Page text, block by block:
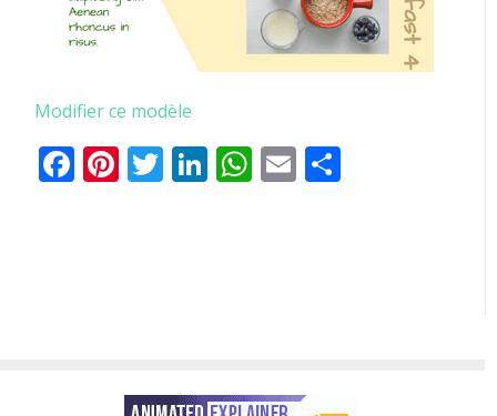
Modifier ce modèle
Facebook
Pinterest
Twitter
LinkedIn
WhatsApp
Email